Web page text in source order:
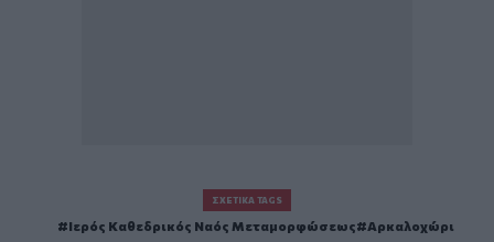
ΣΧΕΤΙΚΆ TAGS
Ιερός Καθεδρικός Ναός Μεταμορφώσεως
Αρκαλοχώρι